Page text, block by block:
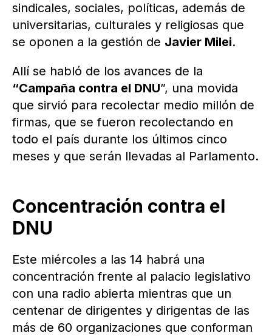
sindicales, sociales, políticas, además de
universitarias, culturales y religiosas que
se oponen a la gestión de Javier Milei.
Allí se habló de los avances de la
“Campaña contra el DNU”, una movida
que sirvió para recolectar medio millón de
firmas, que se fueron recolectando en
todo el país durante los últimos cinco
meses y que serán llevadas al Parlamento.
Concentración contra el
DNU
Este miércoles a las 14 habrá una
concentración frente al palacio legislativo
con una radio abierta mientras que un
centenar de dirigentes y dirigentas de las
más de 60 organizaciones que conforman